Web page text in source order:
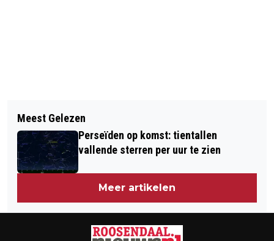
OP DE FOTO VOOR DE ROOSENDAALSE
POSTERCAMPAGNE ORANGE THE
WORLD
HELFT SLECHT SLAPENDE
NEDERLANDERS PAKT KLACHTEN
NIET AAN
Meest Gelezen
Perseïden op komst: tientallen
vallende sterren per uur te zien
Meer artikelen